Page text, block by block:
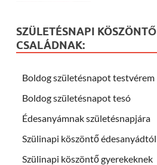
SZÜLETÉSNAPI KÖSZÖNTŐ
CSALÁDNAK:
Boldog születésnapot testvérem
Boldog születésnapot tesó
Édesanyámnak születésnapjára
Szülinapi köszöntő édesanyádtól
Szülinapi köszöntő gyerekeknek